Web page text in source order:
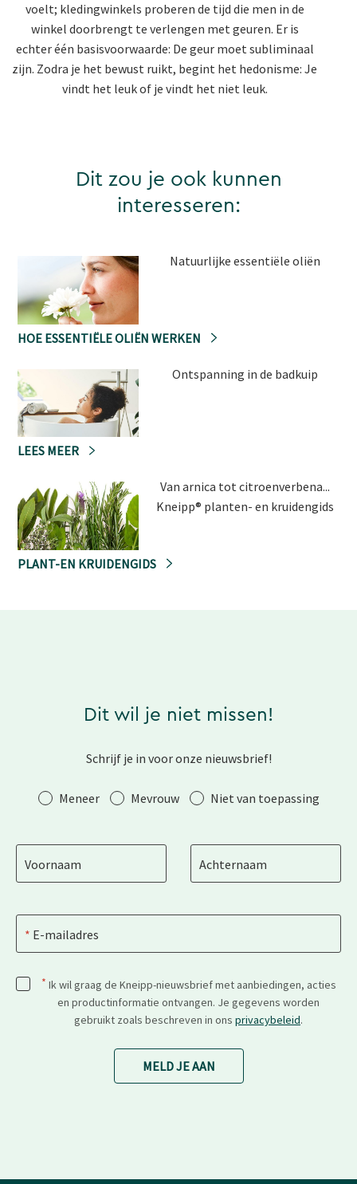
voelt; kledingwinkels proberen de tijd die men in de
winkel doorbrengt te verlengen met geuren. Er is
echter één basisvoorwaarde: De geur moet subliminaal
zijn. Zodra je het bewust ruikt, begint het hedonisme: Je
vindt het leuk of je vindt het niet leuk.
Dit zou je ook kunnen
interesseren:
Natuurlijke essentiële oliën
HOE ESSENTIËLE OLIËN WERKEN
Ontspanning in de badkuip
LEES MEER
Van arnica tot citroenverbena...
Kneipp® planten- en kruidengids
PLANT-EN KRUIDENGIDS
Dit wil je niet missen!
Schrijf je in voor onze nieuwsbrief!
AanhefMeneer Mevrouw Niet van toepassing
Voornaam Achternaam
E-mailadres
* Ik wil graag de Kneipp-nieuwsbrief met aanbiedingen, acties
en productinformatie ontvangen. Je gegevens worden
gebruikt zoals beschreven in ons privacybeleid.
MELD JE AAN